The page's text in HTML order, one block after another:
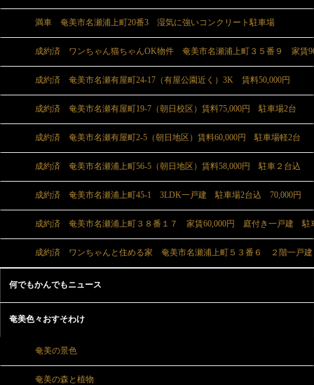
満車 奄美市名瀬浦上町20番3 湿気に強いコンクリート駐車場
成約済 ワンちゃん猫ちゃんOK物件 奄美市名瀬浦上町３５番９ 家賃
成約済 奄美市名瀬有屋町24-17（有屋公園近く）3K 賃料50,000円
成約済 奄美市名瀬有屋町19-7（朝日校区）賃料75,000円 駐車場2台
成約済 奄美市名瀬有屋町2-5（朝日地区）賃料60,000円 駐車場軽2台
成約済 奄美市名瀬浦上町56-5（朝日地区）賃料58,000円 駐車２台込
成約済 奄美市名瀬浦上町45-1 3LDK一戸建 駐車場2台込 70,000円
成約済 奄美市名瀬浦上町３８番１７ 家賃60,000円 庭付き一戸建 駐
成約済 ワンちゃんと住める家 奄美市名瀬浦上町５３番６ ２階一戸
何でもかんでもニュース
奄美色々おすそわけ
奄美の景色
奄美の森と植物